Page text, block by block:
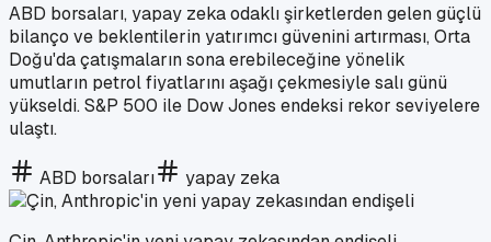
ABD borsaları, yapay zeka odaklı şirketlerden gelen güçlü
bilanço ve beklentilerin yatırımcı güvenini artırması, Orta
Doğu'da çatışmaların sona erebileceğine yönelik
umutların petrol fiyatlarını aşağı çekmesiyle salı günü
yükseldi. S&P 500 ile Dow Jones endeksi rekor seviyelere
ulaştı.
ABD borsaları yapay zeka